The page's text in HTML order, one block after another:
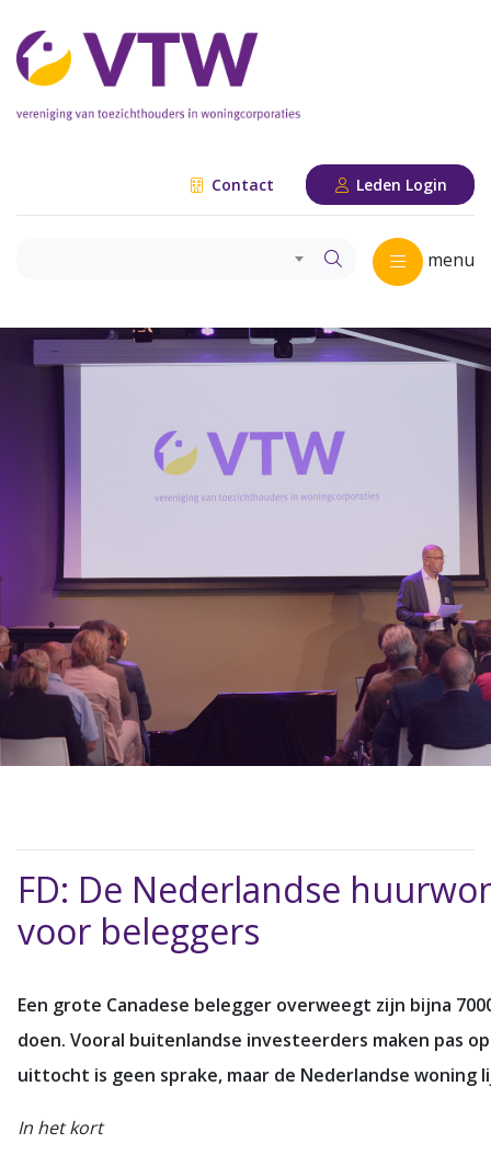
Contact Leden Login
menu
FD: De Nederlandse
voor beleggers
Een grote Canadese belegger overweegt zijn bijna
doen. Vooral buitenlandse investeerders maken pas
uittocht is geen sprake, maar de Nederlandse woning
In het kort